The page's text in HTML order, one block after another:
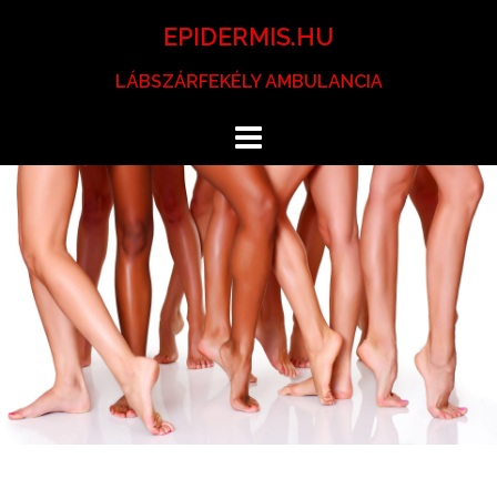
EPIDERMIS.HU
LÁBSZÁRFEKÉLY AMBULANCIA